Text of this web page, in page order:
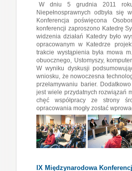
W dniu 5 grudnia 2011
Niepełnosprawnych odbyła się
Konferencja poświęcona
konferencji zaproszono Katedrę
widzenia działań Katedry było
opracowanym w Katedrze
trakcie wystąpienia była mowa
obuocznego, Ustomyszy,
W wyniku dyskusji
wniosku, że nowoczesna
przełamywaniu barier.
jest wiele przydatnych rozwiązań
chęć współpracy ze strony
opracowania mogły zostać
IX Międzynarodowa